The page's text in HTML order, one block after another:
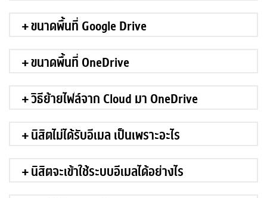
ขนาดพื้นที่ Google Drive
ขนาดพื้นที่ OneDrive
วิธีย้ายไฟล์จาก Cloud มา OneDrive
นิสิตไม่ได้รับอีเมล เป็นเพราะอะไร
นิสิตจะเข้าใช้ระบบอีเมลได้อย่างไร